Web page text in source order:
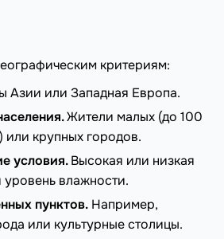
критериям:
Азии или Западная Европа.
Жители малых (до 100
или крупных городов.
условия.Высокая или низкая
уровень влажности.
пунктов. Например,
или культурные столицы.